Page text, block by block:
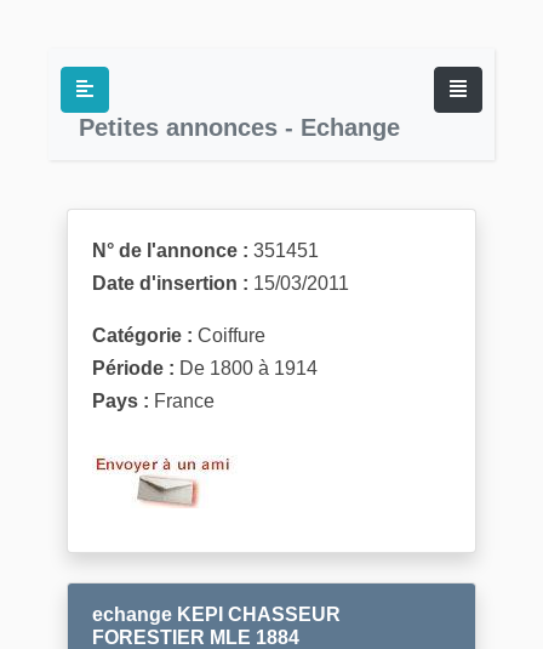
Petites annonces - Echange
N° de l'annonce : 351451
Date d'insertion : 15/03/2011
Catégorie : Coiffure
Période : De 1800 à 1914
Pays : France
echange KEPI CHASSEUR
FORESTIER MLE 1884